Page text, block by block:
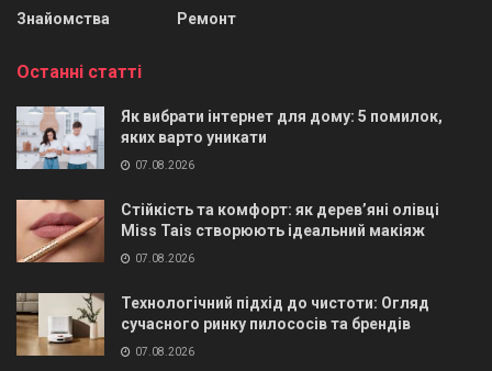
Знайомства
Ремонт
Останні статті
Як вибрати інтернет для дому: 5 помилок,
яких варто уникати
07.08.2026
Стійкість та комфорт: як дерев’яні олівці
Miss Tais створюють ідеальний макіяж
07.08.2026
Технологічний підхід до чистоти: Огляд
сучасного ринку пилососів та брендів
07.08.2026